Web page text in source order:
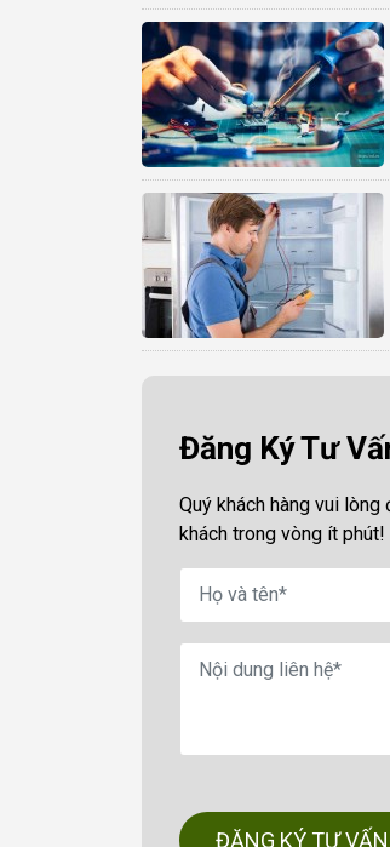
Đăng Ký Tư
Quý khách hàng vui
khách trong vòng ít phút!
ĐĂNG KÝ TƯ VẤN